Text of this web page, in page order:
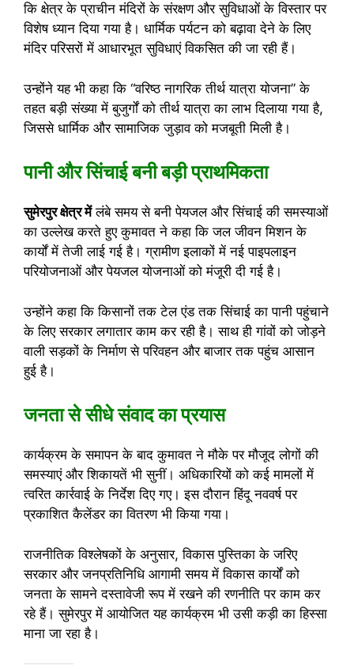
कि क्षेत्र के प्राचीन मंदिरों के संरक्षण और सुविधाओं के विस्तार पर
विशेष ध्यान दिया गया है। धार्मिक पर्यटन को बढ़ावा देने के लिए
मंदिर परिसरों में आधारभूत सुविधाएं विकसित की जा रही हैं।
उन्होंने यह भी कहा कि “वरिष्ठ नागरिक तीर्थ यात्रा योजना” के
तहत बड़ी संख्या में बुजुर्गों को तीर्थ यात्रा का लाभ दिलाया गया है,
जिससे धार्मिक और सामाजिक जुड़ाव को मजबूती मिली है।
पानी और सिंचाई बनी बड़ी प्राथमिकता
सुमेरपुर क्षेत्र मेंलंबे समय से बनी पेयजल और सिंचाई की समस्याओं
का उल्लेख करते हुए कुमावत ने कहा कि जल जीवन मिशन के
कार्यों में तेजी लाई गई है। ग्रामीण इलाकों में नई पाइपलाइन
परियोजनाओं और पेयजल योजनाओं को मंजूरी दी गई है।
उन्होंने कहा कि किसानों तक टेल एंड तक सिंचाई का पानी पहुंचाने
के लिए सरकार लगातार काम कर रही है। साथ ही गांवों को जोड़ने
वाली सड़कों के निर्माण से परिवहन और बाजार तक पहुंच आसान
हुई है।
जनता से सीधे संवाद का प्रयास
कार्यक्रम के समापन के बाद कुमावत ने मौके पर मौजूद लोगों की
समस्याएं और शिकायतें भी सुनीं। अधिकारियों को कई मामलों में
त्वरित कार्रवाई के निर्देश दिए गए। इस दौरान हिंदू नववर्ष पर
प्रकाशित कैलेंडर का वितरण भी किया गया।
राजनीतिक विश्लेषकों के अनुसार, विकास पुस्तिका के जरिए
सरकार और जनप्रतिनिधि आगामी समय में विकास कार्यों को
जनता के सामने दस्तावेजी रूप में रखने की रणनीति पर काम कर
रहे हैं। सुमेरपुर में आयोजित यह कार्यक्रम भी उसी कड़ी का हिस्सा
माना जा रहा है।